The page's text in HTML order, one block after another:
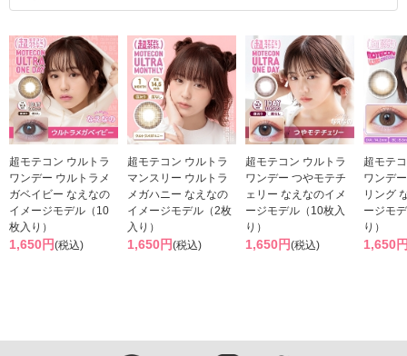
超モテコン ウルトラ
ワンデー ウルトラメ
ガベイビー なえなの
イメージモデル（10
枚入り）
1,650円(税込)
超モテコン ウルトラ
マンスリー ウルトラ
メガハニー なえなの
イメージモデル（2枚
入り）
1,650円(税込)
超モテコン ウルトラ
ワンデー つやモテチ
ェリー なえなのイメ
ージモデル（10枚入
り）
1,650円(税込)
超モテ
ワンデ
リング
ージモ
り）
1,650